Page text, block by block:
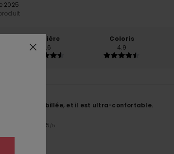
2025
Matière
4.6
Coloris
4.9
plus habillée, et il est ultra-confortable.
: 5/5